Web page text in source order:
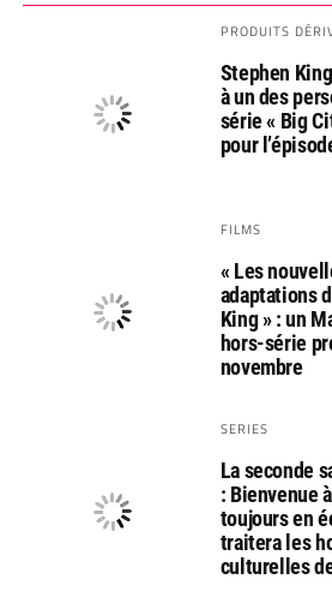
PRODUITS
Stephen
à un des
série « Big
pour
FILMS
« Les
adaptations
King » : un
hors-série
novembre
SERIES
La seconde
: Bienvenue
toujours en
traitera les
culturelles